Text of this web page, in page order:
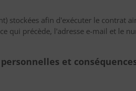
stockées afin d'exécuter le contrat
qui précède, l'adresse e-mail et le
et